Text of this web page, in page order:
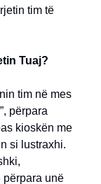
tim të
Tuaj?
tim në mes
përpara
kioskën me
si lustraxhi.
përpara unë